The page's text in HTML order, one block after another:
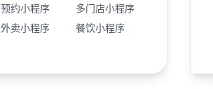
预约小程序
多门店小程序
外卖小程序
餐饮小程序